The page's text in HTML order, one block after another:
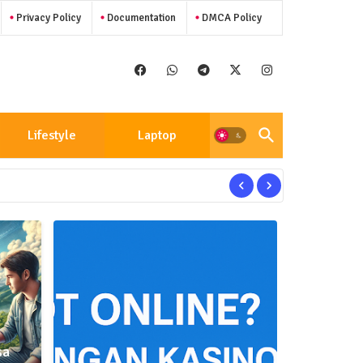
Privacy Policy Documentation DMCA Policy
Lifestyle Laptop